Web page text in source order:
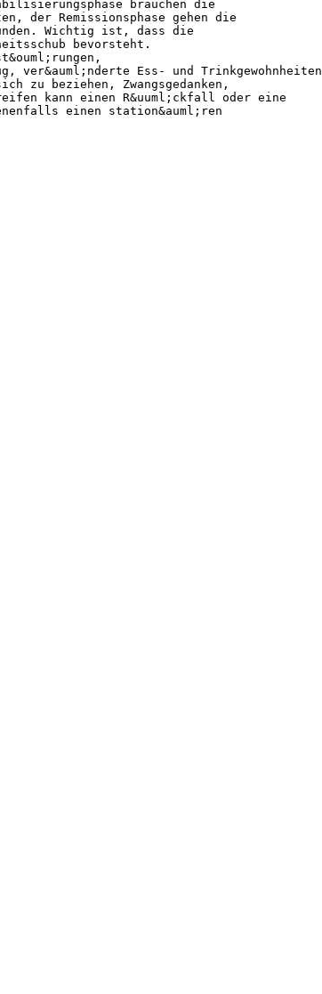
brauchen die
der Remissionsphase gehen die
Wichtig ist, dass die
bevorsteht.
ver&auml;nderte Ess- und Trinkgewohnheiten
zu beziehen, Zwangsgedanken,
kann einen R&uuml;ckfall oder eine
einen station&auml;ren